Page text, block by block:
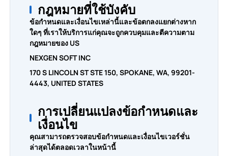
กฎหมายที่ใช้บังคับ
ข้อกำหนดและเงื่อนไขเหล่านี้และข้อตกลงแยกต่างหาก
ใดๆ ที่เราให้บริการแก่คุณจะถูกควบคุมและตีความตาม
กฎหมายของ US
NEXGEN SOFT INC
170 S LINCOLN ST STE 150, SPOKANE, WA, 99201-
4443, UNITED STATES
การเปลี่ยนแปลงข้อกำหนดและ
เงื่อนไข
คุณสามารถตรวจสอบข้อกำหนดและเงื่อนไขเวอร์ชั่น
ล่าสุดได้ตลอดเวลาในหน้านี้